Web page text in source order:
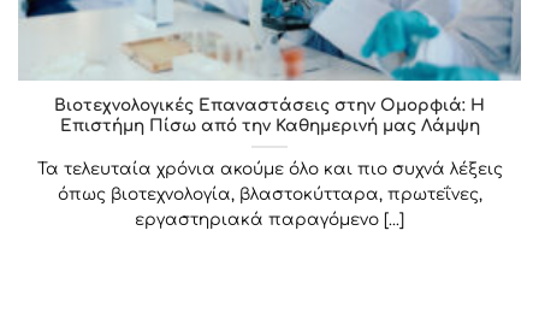
Βιοτεχνολογικές Επαναστάσεις στην Ομορφιά: Η
Επιστήμη Πίσω από την Καθημερινή μας Λάμψη
Τα τελευταία χρόνια ακούμε όλο και πιο συχνά λέξεις
όπως βιοτεχνολογία, βλαστοκύτταρα, πρωτεΐνες,
εργαστηριακά παραγόμενο [...]